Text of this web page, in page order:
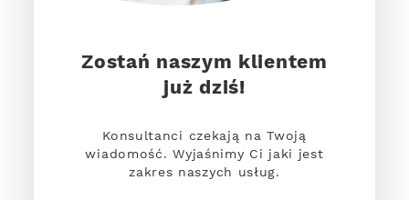
Zostań naszym klientem
już dziś!
Konsultanci czekają na Twoją
wiadomość. Wyjaśnimy Ci jaki jest
zakres naszych usług.